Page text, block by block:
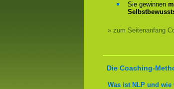
Sie gewinnen
» zum Seitenanfang
Die Coaching-
Was ist NLP und wie